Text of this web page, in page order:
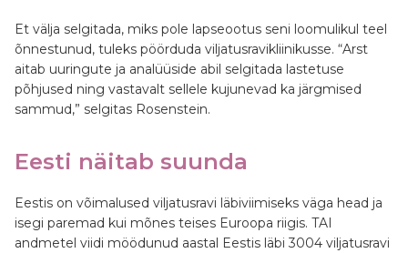
Et välja selgitada, miks pole lapseootus seni loomulikul teel
õnnestunud, tuleks pöörduda viljatusravikliinikusse. “Arst
aitab uuringute ja analüüside abil selgitada lastetuse
põhjused ning vastavalt sellele kujunevad ka järgmised
sammud,” selgitas Rosenstein.
Eesti näitab suunda
Eestis on võimalused viljatusravi läbiviimiseks väga head ja
isegi paremad kui mõnes teises Euroopa riigis. TAI
andmetel viidi möödunud aastal Eestis läbi 3004 viljatusravi